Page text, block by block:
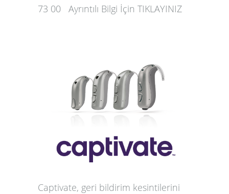
73 00 Ayrıntılı Bilgi İçin TIKLAYINIZ
Captivate, geri bildirim kesintilerini